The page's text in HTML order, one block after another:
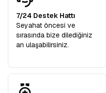
7/24 Destek Hattı
Seyahat öncesi ve
sırasında bize dilediğiniz
an ulaşabilirsiniz.